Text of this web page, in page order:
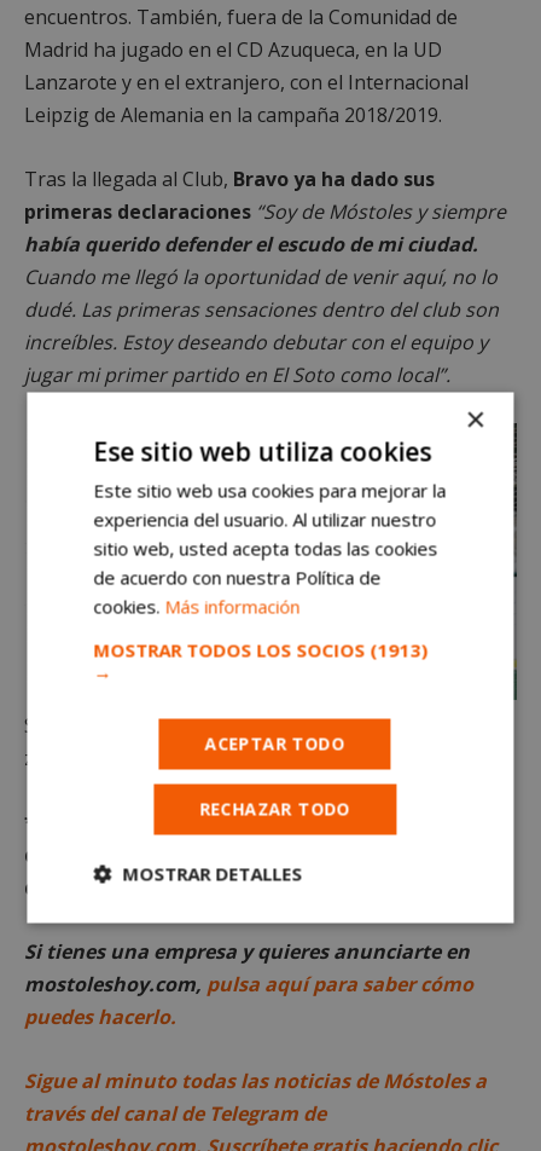
encuentros. También, fuera de la Comunidad de
Madrid ha jugado en el CD Azuqueca, en la UD
Lanzarote y en el extranjero, con el Internacional
Leipzig de Alemania en la campaña 2018/2019.
Tras la llegada al Club, Bravo ya ha dado sus
primeras declaraciones “Soy de Móstoles y siempre
había querido defender el escudo de mi ciudad.
Cuando me llegó la oportunidad de venir aquí, no lo
dudé. Las primeras sensaciones dentro del club son
increíbles. Estoy deseando debutar con el equipo y
jugar mi primer partido en El Soto como local”.
Seguro que Bravo será importante en el asalto a la
zona noble de la tabla en los próximos meses.
*Queda terminantemente prohibido el uso o
distribución sin previo consentimiento del texto o
de las imágenes que aparecen en este artículo.
Si tienes una empresa y quieres anunciarte en
mostoleshoy.com, pulsa aquí para saber cómo
puedes hacerlo.
Sigue al minuto todas las noticias de Móstoles a
través del canal de Telegram de
×
Ese sitio web utiliza cookies
Este sitio web usa cookies para mejorar la
experiencia del usuario. Al utilizar nuestro
sitio web, usted acepta todas las cookies
de acuerdo con nuestra Política de
cookies. Más información
MOSTRAR TODOS LOS SOCIOS (1913)
→
ACEPTAR TODO
RECHAZAR TODO
MOSTRAR DETALLES
Cookies
estrictamente
necesarias
Cookies de
rendimiento
preferencias
funcionalidad